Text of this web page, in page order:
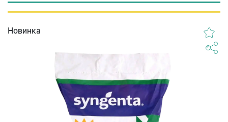
Новинка